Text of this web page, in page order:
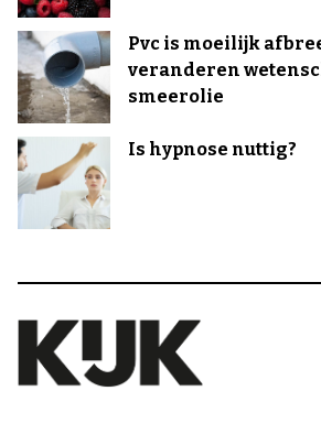
Pvc is moeilijk
veranderen
smeerolie
Is hypnose nuttig?